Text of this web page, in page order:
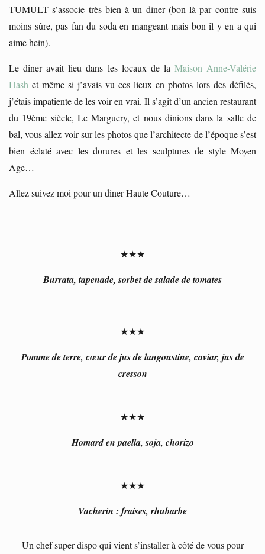
TUMULT s’associe très bien à un diner (bon là par contre suis
moins sûre, pas fan du soda en mangeant mais bon il y en a qui
aime hein).
Le diner avait lieu dans les locaux de la Maison Anne-Valérie
Hash et même si j’avais vu ces lieux en photos lors des défilés,
j’étais impatiente de les voir en vrai. Il s’agit d’un ancien restaurant
du 19ème siècle, Le Marguery, et nous dinions dans la salle de
bal, vous allez voir sur les photos que l’architecte de l’époque s’est
bien éclaté avec les dorures et les sculptures de style Moyen
Age…
Allez suivez moi pour un diner Haute Couture…
★★★
Burrata, tapenade, sorbet de salade de tomates
★★★
Pomme de terre, cœur de jus de langoustine, caviar, jus de
cresson
★★★
Homard en paella, soja, chorizo
★★★
Vacherin : fraises, rhubarbe
Un chef super dispo qui vient s’installer à côté de vous pour